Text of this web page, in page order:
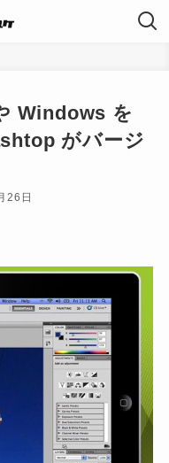
Windows を
がバージ
26日